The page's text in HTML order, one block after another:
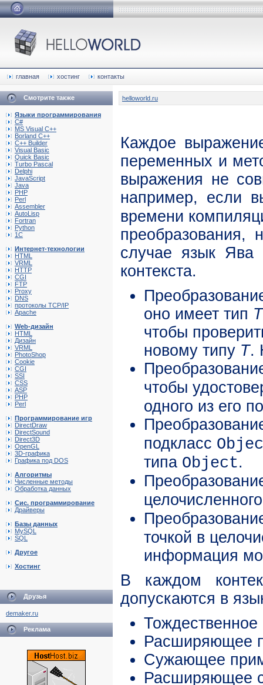
главная хостинг контакты
Смотрите также
Языки программирования
C#
MS Visual C++
Borland C++
C++ Builder
Visual Basic
Quick Basic
Turbo Pascal
Delphi
JavaScript
Java
PHP
Perl
Assembler
AutoLisp
Fortran
Python
1C
Интернет-технологии
HTML
VRML
HTTP
CGI
FTP
Proxy
DNS
протоколы TCP/IP
Apache
Web-дизайн
HTML
Дизайн
VRML
PhotoShop
Cookie
CGI
SSI
CSS
ASP
PHP
Perl
Программирование игр
DirectDraw
DirectSound
Direct3D
OpenGL
3D-графика
Графика под DOS
Алгоритмы
Численные методы
Обработка данных
Сис. программирование
Драйверы
Базы данных
MySQL
SQL
Другое
Хостинг
Друзья
demaker.ru
Реклама
helloworld.ru
Каждое
переменных и
выражения не
например, если
времени
преобразования,
случае язык Ява
контекста.
оно имеет тип T
чтобы
новому типу T.
чтобы
одного из его
подкласс
типа Object.
точкой в
информация
В каждом
допускаются в
Тождественное
Расширяющее
Сужающее
Расширяющее